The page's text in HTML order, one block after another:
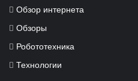
Обзор интернета
Обзоры
Робототехника
Технологии